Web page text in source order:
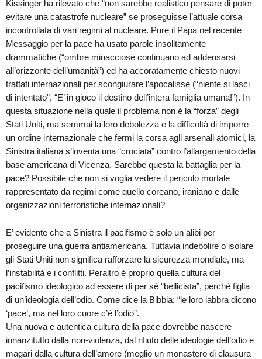
Kissinger ha rilevato che “non sarebbe realistico pensare di poter
evitare una catastrofe nucleare” se proseguisse l’attuale corsa
incontrollata di vari regimi al nucleare. Pure il Papa nel recente
Messaggio per la pace ha usato parole insolitamente
drammatiche (“ombre minacciose continuano ad addensarsi
all’orizzonte dell’umanità”) ed ha accoratamente chiesto nuovi
trattati internazionali per scongiurare l’apocalisse (“niente si lasci
di intentato”, “E’ in gioco il destino dell’intera famiglia umana!”). In
questa situazione nella quale il problema non è la “forza” degli
Stati Uniti, ma semmai la loro debolezza e la difficoltà di imporre
un ordine internazionale che fermi la corsa agli arsenali atomici, la
Sinistra italiana s’inventa una “crociata” contro l’allargamento della
base americana di Vicenza. Sarebbe questa la battaglia per la
pace? Possibile che non si voglia vedere il pericolo mortale
rappresentato da regimi come quello coreano, iraniano e dalle
organizzazioni terroristiche internazionali?
E’ evidente che a Sinistra il pacifismo è solo un alibi per
proseguire una guerra antiamericana. Tuttavia indebolire o isolare
gli Stati Uniti non significa rafforzare la sicurezza mondiale, ma
l’instabilità e i conflitti. Peraltro è proprio quella cultura del
pacifismo ideologico ad essere di per sé “bellicista”, perché figlia
di un’ideologia dell’odio. Come dice la Bibbia: “le loro labbra dicono
‘pace’, ma nel loro cuore c’è l’odio”.
Una nuova e autentica cultura della pace dovrebbe nascere
innanzitutto dalla non-violenza, dal rifiuto delle ideologie dell’odio e
magari dalla cultura dell’amore (meglio un monastero di clausura